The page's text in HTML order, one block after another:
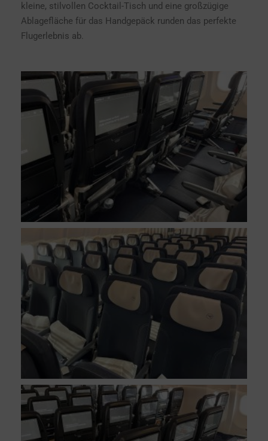
kleine, stilvollen Cocktail-Tisch und eine großzügige
Ablagefläche für das Handgepäck runden das perfekte
Flugerlebnis ab.